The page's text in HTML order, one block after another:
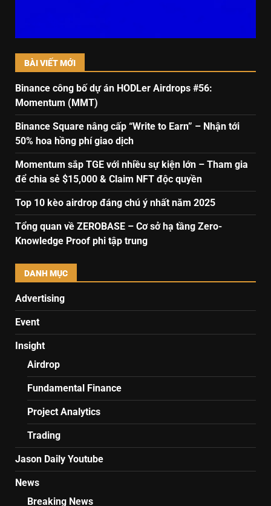
BÀI VIẾT MỚI
Binance công bố dự án HODLer Airdrops #56:
Momentum (MMT)
Binance Square nâng cấp “Write to Earn” – Nhận tới
50% hoa hồng phí giao dịch
Momentum sắp TGE với nhiều sự kiện lớn – Tham gia
để chia sẻ $15,000 & Claim NFT độc quyền
Top 10 kèo airdrop đáng chú ý nhất năm 2025
Tổng quan về ZEROBASE – Cơ sở hạ tầng Zero-
Knowledge Proof phi tập trung
DANH MỤC
Advertising
Event
Insight
Airdrop
Fundamental Finance
Project Analytics
Trading
Jason Daily Youtube
News
Breaking News